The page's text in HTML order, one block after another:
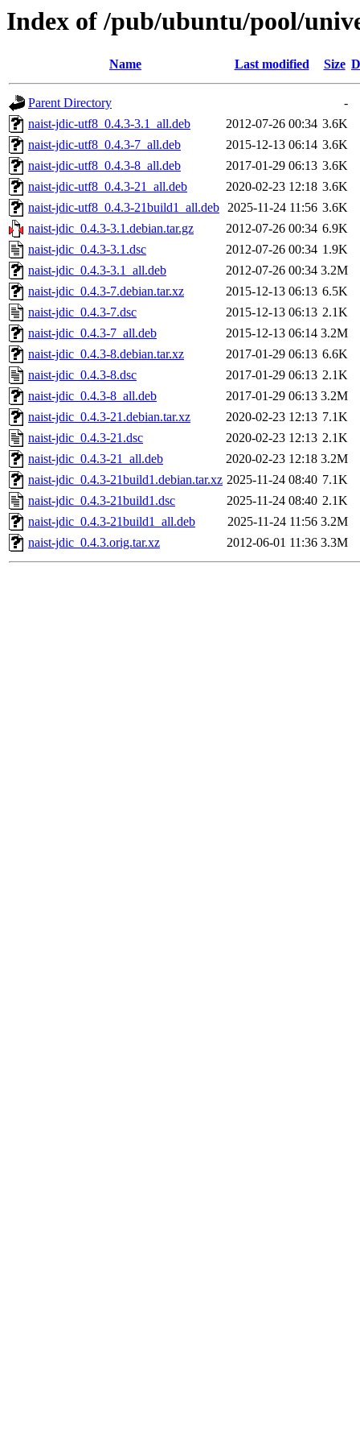
Index of /pub/ubuntu/pool/
Name Last modified Size
Parent Directory
-
naist-jdic-utf8_0.4.3-3.1_all.deb
2012-07-26 00:34 3.6K
naist-jdic-utf8_0.4.3-7_all.deb
2015-12-13 06:14 3.6K
naist-jdic-utf8_0.4.3-8_all.deb
2017-01-29 06:13 3.6K
naist-jdic-utf8_0.4.3-21_all.deb
2020-02-23 12:18 3.6K
naist-jdic-utf8_0.4.3-21build1_all.deb 2025-11-24 11:56 3.6K
naist-jdic_0.4.3-3.1.debian.tar.gz
2012-07-26 00:34 6.9K
naist-jdic_0.4.3-3.1.dsc
2012-07-26 00:34 1.9K
naist-jdic_0.4.3-3.1_all.deb
2012-07-26 00:34 3.2M
naist-jdic_0.4.3-7.debian.tar.xz
2015-12-13 06:13 6.5K
naist-jdic_0.4.3-7.dsc
2015-12-13 06:13 2.1K
naist-jdic_0.4.3-7_all.deb
2015-12-13 06:14 3.2M
naist-jdic_0.4.3-8.debian.tar.xz
2017-01-29 06:13 6.6K
naist-jdic_0.4.3-8.dsc
2017-01-29 06:13 2.1K
naist-jdic_0.4.3-8_all.deb
2017-01-29 06:13 3.2M
naist-jdic_0.4.3-21.debian.tar.xz
2020-02-23 12:13 7.1K
naist-jdic_0.4.3-21.dsc
2020-02-23 12:13 2.1K
naist-jdic_0.4.3-21_all.deb
2020-02-23 12:18 3.2M
naist-jdic_0.4.3-21build1.debian.tar.xz 2025-11-24 08:40 7.1K
naist-jdic_0.4.3-21build1.dsc
2025-11-24 08:40 2.1K
naist-jdic_0.4.3-21build1_all.deb
2025-11-24 11:56 3.2M
naist-jdic_0.4.3.orig.tar.xz
2012-06-01 11:36 3.3M